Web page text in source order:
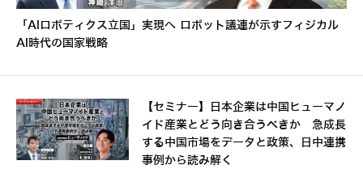
「AIロボティクス立国」実現へ ロボット議連が示すフィジカル
AI時代の国家戦略
【セミナー】日本企業は中国ヒューマノ
イド産業とどう向き合うべきか 急成長
する中国市場をデータと政策、日中連携
事例から読み解く